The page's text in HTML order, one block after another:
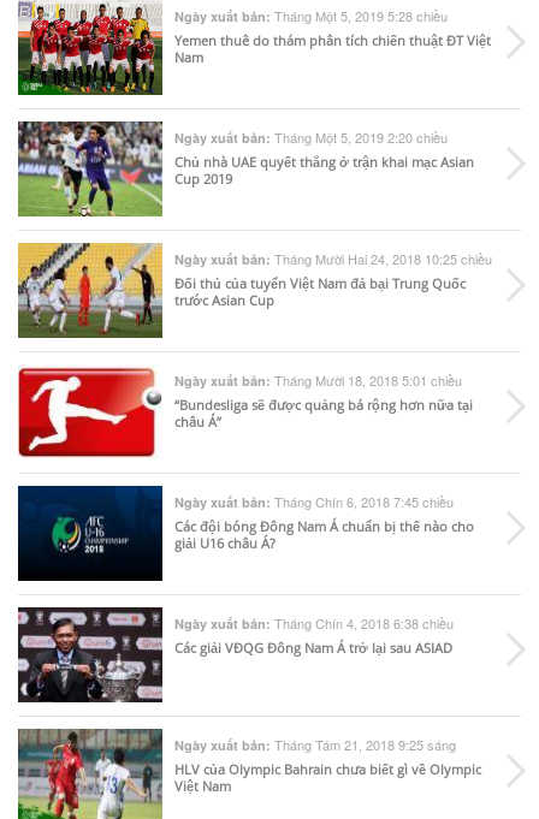
Ngày xuất bản: Tháng Một 5, 2019 5:28 chiều
Yemen thuê do thám phân tích chiến thuật ĐT Việt
Nam
Ngày xuất bản: Tháng Một 5, 2019 2:20 chiều
Chủ nhà UAE quyết thắng ở trận khai mạc Asian
Cup 2019
Ngày xuất bản: Tháng Mười Hai 24, 2018 10:25 chiều
Đối thủ của tuyển Việt Nam đả bại Trung Quốc
trước Asian Cup
Ngày xuất bản: Tháng Mười 18, 2018 5:01 chiều
“Bundesliga sẽ được quảng bá rộng hơn nữa tại
châu Á”
Ngày xuất bản: Tháng Chín 6, 2018 7:45 chiều
Các đội bóng Đông Nam Á chuẩn bị thế nào cho
giải U16 châu Á?
Ngày xuất bản: Tháng Chín 4, 2018 6:38 chiều
Các giải VĐQG Đông Nam Á trở lại sau ASIAD
Ngày xuất bản: Tháng Tám 21, 2018 9:25 sáng
HLV của Olympic Bahrain chưa biết gì về Olympic
Việt Nam